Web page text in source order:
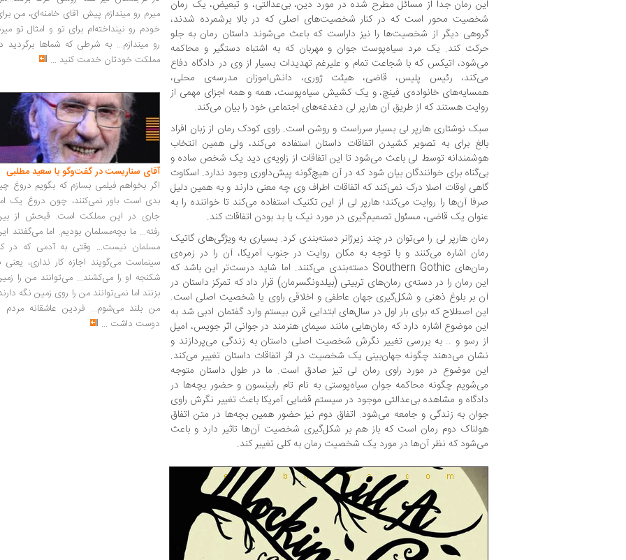
این رمان جدا از مسائل مطرح شده در مورد دین، بی‌عدالتی، و تبعیض، یک رمان
شخصیت محور است که در کنار شخصیت‌های اصلی که در بالا برشمرده شدند،
گروهی دیگر از شخصیت‌ها را نیز داراست که باعث می‌شوند داستان رمان به جلو
حرکت کند. یک مرد سیاه‌پوست جوان و مهربان که به اشتباه دستگیر و محاکمه
می‌شود، اتیکس که با شجاعت تمام و علیرغم تهدیدات بسیار از وی در دادگاه دفاع
می‌کند، رئیس پلیس، قاضی، هیئت ژوری، دانش‌اموزان مدرسه‌ی محلی،
همسایه‌های خانواده‌ی فینچ، و یک کشیش سیاه‌پوست، همه و همه اجزای مهمی از
روایت هستند که از طریق آن هارپر لی دغدغه‌های اجتماعی خود را بیان می‌کند.
سبک نوشتاری هارپر لی بسیار سرراست و روشن است. راوی کودک رمان از زبان افراد
بالغ برای به تصویر کشیدن اتفاقات داستان استفاده می‌کند، ولی همین انتخاب
هوشمندانه توسط لی باعث می‌شود تا این اتفاقات از زاویه‌ی دید یک شخص ساده و
بی‌گناه برای خوانندگان بیان شود که در آن هیچ‌گونه پیش‌داوری وجود ندارد. اسکاوت
گاهی اوقات اصلا درک نمی‌کند که اتفاقات اطراف وی چه معنی دارند و به همین دلیل
صرفا آن‌ها را روایت می‌کند؛ هارپر لی از این تکنیک استفاده می‌کند تا خواننده را به
عنوان یک قاضی، مسئول تصمیم‌گیری در مورد نیک یا بد بودن اتفاقات کند.
رمان هارپر لی را می‌توان در چند زیرژانر دسته‌بندی کرد. بسیاری به ویژگی‌های گاتیک
رمان اشاره می‌کنند و با توجه به مکان روایت در جنوب آمریکا، آن را در زمره‌ی
رمان‌های Southern Gothic دسته‌بندی می‌کنند. اما شاید درست‌تر این باشد که
این رمان را در دسته‌ی رمان‌های تربیتی (بیلدونگسرمان) قرار داد که تمرکز داستان در
آن بر بلوغ ذهنی و شکل‌گیری جهان عاطفی و اخلاقی راوی یا شخصیت اصلی است.
این اصطلاح که برای بار اول در سال‌های ابتدایی قرن بیستم وارد گفتمان ادبی شد به
این موضوع اشاره دارد که رمان‌هایی مانند سیمای هنرمند در جوانی اثر جویس، امیل
از رسو و .. به بررسی تغییر نگرش شخصیت اصلی داستان به زندگی می‌پردازند و
نشان می‌دهند چگونه جهان‌بینی یک شخصیت در اثر اتفاقات داستان تغییر می‌کند.
این موضوع در مورد راوی رمان لی تیز صادق است. ما در طول داستان متوجه
می‌شویم چگونه محاکمه جوان سیاه‌پوستی به نام تام رابینسون و حضور بچه‌ها در
دادگاه و مشاهده بی‌عدالتی موجود در سیستم قضایی آمریکا باعث تغییر نگرش راوی
جوان به زندگی و جامعه می‌شود. اتفاق دوم نیز حضور همین بچه‌ها در متن اتفاق
هولناک دوم رمان است که باز هم بر شکل‌گیری شخصیت آن‌ها تاثیر دارد و باعث
می‌شود که نظر آن‌ها در مورد یک شخصیت رمان به کلی تغییر کند.
میرم رو میندازم پیش آقای خامنه‌ای، من
خودم رو نینداخته‌ام برای تو و امثال تو
رو میندازم... به شرطی که شماها برگردید
مملکت خودتان خدمت کنید ...
آقای سناریست در گفت‌وگو با سعید مطلبی
اگر بخواهم فیلمی بسازم که بگویم دروغ
بدی است باور نمی‌کنند، چون دروغ یک
جاری در این مملکت است. قبحش از
رفته... ما بچه‌مسلمان بودیم. اما می‌گفتند
مسلمان نیست... وقتی به آدمی که در
سینماست می‌گویند اجازه کار نداری، یعنی
شکنجه او را می‌کشند... می‌توانند من را
بزنند اما نمی‌توانند من را روی زمین نگه
من بلند می‌شوم... فردین عاشقانه مردم
دوست داشت ...